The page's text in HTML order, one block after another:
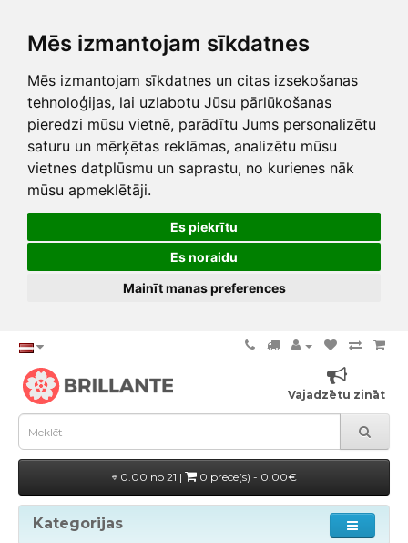
Mēs izmantojam sīkdatnes
Mēs izmantojam sīkdatnes un citas izsekošanas
tehnoloģijas, lai uzlabotu Jūsu pārlūkošanas
pieredzi mūsu vietnē, parādītu Jums personalizētu
saturu un mērķētas reklāmas, analizētu mūsu
vietnes datplūsmu un saprastu, no kurienes nāk
mūsu apmeklētāji.
Es piekrītu
Es noraidu
Mainīt manas preferences
Vajadzētu zināt
0.00 no 21 | 0 prece(s) - 0.00€
Kategorijas